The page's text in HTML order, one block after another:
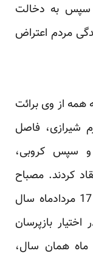
سپس به دخالت
مردم اعتراض
همه از وی برائت
شیرازی، فاصل
و سپس کروبی،
کردند. مصباح
یزدی نیز ‏خواستار اعدام آقاجری شد. 17 مردادماه سال
بازپرسان
قرار ‏گرفت. روز 15 آبان ماه همان سال،